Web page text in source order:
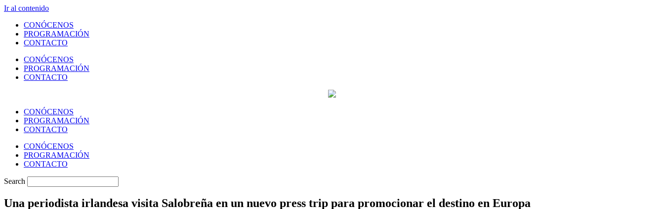
Ir al contenido
CONÓCENOS
PROGRAMACIÓN
CONTACTO
CONÓCENOS
PROGRAMACIÓN
CONTACTO
CONÓCENOS
PROGRAMACIÓN
CONTACTO
CONÓCENOS
PROGRAMACIÓN
CONTACTO
Search
Una periodista irlandesa visita Salobreña en un nuevo press trip para promocionar el destino en Europa